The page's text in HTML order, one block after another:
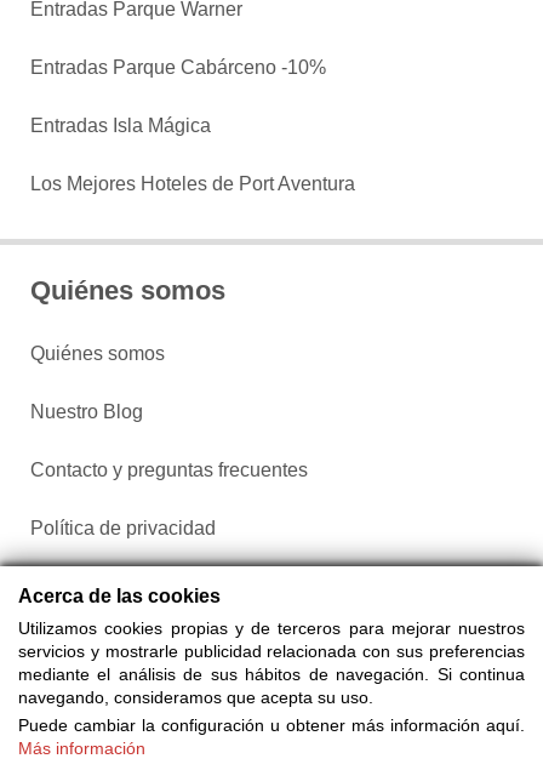
Entradas Parque Warner
Entradas Parque Cabárceno -10%
Entradas Isla Mágica
Los Mejores Hoteles de Port Aventura
Quiénes somos
Quiénes somos
Nuestro Blog
Contacto y preguntas frecuentes
Política de privacidad
Configurar cookies
Acerca de las cookies
Utilizamos cookies propias y de terceros para mejorar nuestros
servicios y mostrarle publicidad relacionada con sus preferencias
mediante el análisis de sus hábitos de navegación. Si continua
navegando, consideramos que acepta su uso.
Puede cambiar la configuración u obtener más información aquí.
Más información